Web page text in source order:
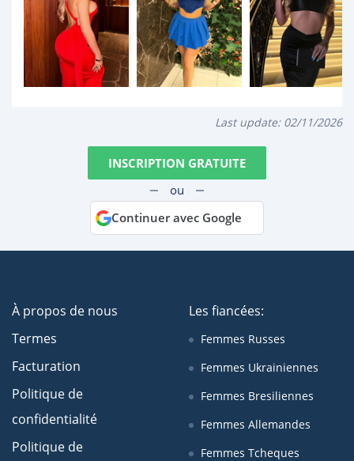
Last update: 02/11/2026
INSCRIPTION GRATUITE
ou
Continuer avec Google
À propos de nous
Termes
Facturation
Politique de
confidentialité
Politique de
Les fiancées:
Femmes Russes
Femmes Ukrainiennes
Femmes Bresiliennes
Femmes Allemandes
Femmes Tcheques